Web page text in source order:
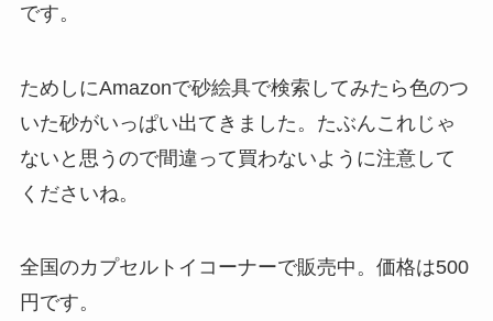
です。
ためしにAmazonで砂絵具で検索してみたら色のつ
いた砂がいっぱい出てきました。たぶんこれじゃ
ないと思うので間違って買わないように注意して
くださいね。
全国のカプセルトイコーナーで販売中。価格は500
円です。